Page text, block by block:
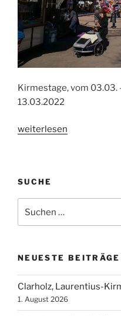
Kirmestage, vom 03.03.
13.03.2022
„Bramsche,
weiterlesen
SUCHE
nach:
NEUESTE BEITRÄGE
Clarholz, Laurentius-
1. August 2026